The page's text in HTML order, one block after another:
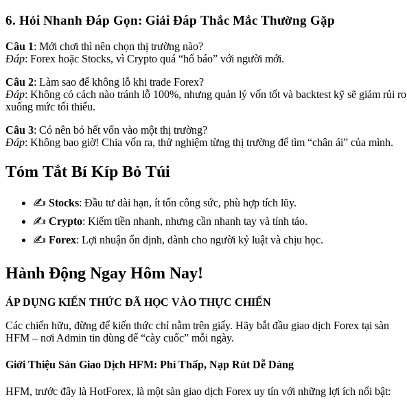
6. Hỏi Nhanh Đáp Gọn: Giải Đáp Thắc Mắc Thường Gặp
Câu 1: Mới chơi thì nên chọn thị trường nào?
Đáp: Forex hoặc Stocks, vì Crypto quá “hổ báo” với người mới.
Câu 2: Làm sao để không lỗ khi trade Forex?
Đáp: Không có cách nào tránh lỗ 100%, nhưng quản lý vốn tốt và backtest kỹ sẽ giảm rủi ro
xuống mức tối thiểu.
Câu 3: Có nên bỏ hết vốn vào một thị trường?
Đáp: Không bao giờ! Chia vốn ra, thử nghiệm từng thị trường để tìm “chân ái” của mình.
Tóm Tắt Bí Kíp Bỏ Túi
✍️ Stocks: Đầu tư dài hạn, ít tốn công sức, phù hợp tích lũy.
✍️ Crypto: Kiếm tiền nhanh, nhưng cần nhanh tay và tỉnh táo.
✍️ Forex: Lợi nhuận ổn định, dành cho người kỷ luật và chịu học.
Hành Động Ngay Hôm Nay!
ÁP DỤNG KIẾN THỨC ĐÃ HỌC VÀO THỰC CHIẾN
Các chiến hữu, đừng để kiến thức chỉ nằm trên giấy. Hãy bắt đầu giao dịch Forex tại sàn
HFM – nơi Admin tin dùng để “cày cuốc” mỗi ngày.
Giới Thiệu Sàn Giao Dịch HFM: Phí Thấp, Nạp Rút Dễ Dàng
HFM, trước đây là HotForex, là một sàn giao dịch Forex uy tín với những lợi ích nổi bật: